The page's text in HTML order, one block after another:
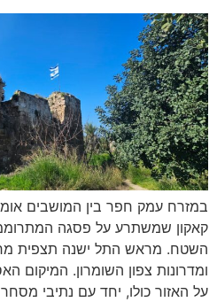
במזרח עמק חפר בין המושבים
השטח. מראש התל ישנה תצפית
ומדרונות צפון השומרון. המיקום
על האזור כולו, יחד עם נתיבי